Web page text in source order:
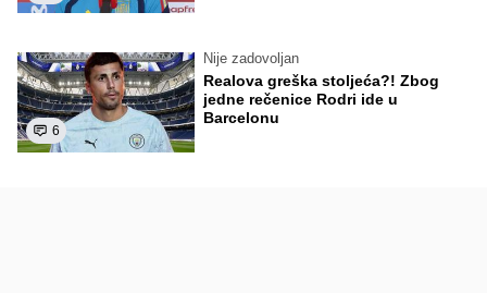
6
Nije zadovoljan
Realova greška stoljeća?! Zbog
jedne rečenice Rodri ide u
Barcelonu